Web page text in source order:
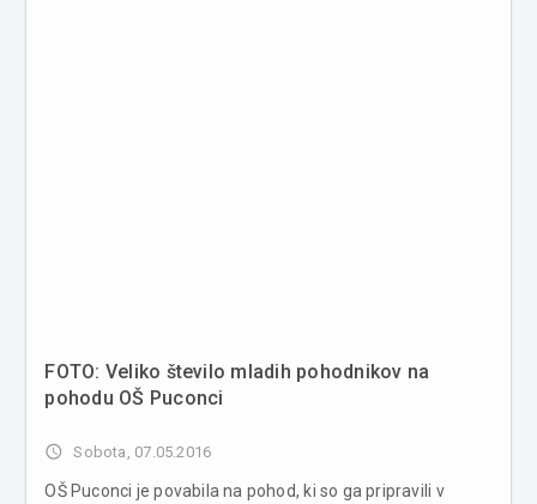
FOTO: Veliko število mladih pohodnikov na
pohodu OŠ Puconci
access_time Sobota, 07.05.2016
OŠ Puconci je povabila na pohod, ki so ga pripravili v